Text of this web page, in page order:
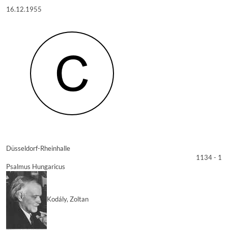
16.12.1955
Düsseldorf-Rheinhalle
1134 - 1
Psalmus Hungaricus
Kodály, Zoltan